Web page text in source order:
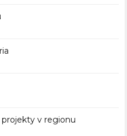
projekty v regionu